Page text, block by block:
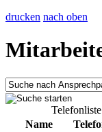
drucken nach oben
Name